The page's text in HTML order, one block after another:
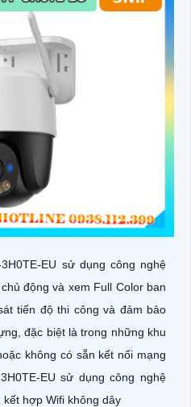
EU sử dụng công nghệ
động và xem Full Color ban
tiến độ thi công và đảm bảo
đặc biệt là trong những khu
không có sẵn kết nối mạng
EU sử dụng công nghệ
hợp Wifi không dây